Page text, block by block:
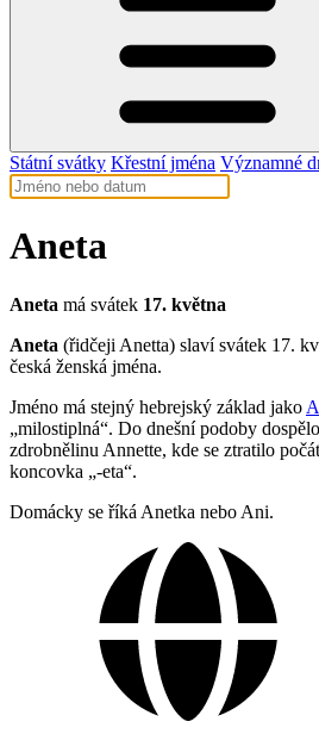
Státní svátky Křestní jména Významné
Aneta
Aneta má svátek 17. května
Aneta (řidčeji Anetta) slaví svátek 17.
česká ženská jména.
Jméno má stejný hebrejský základ jako
„milostiplná“. Do dnešní podoby
zdrobnělinu Annette, kde se ztratilo
koncovka „-eta“.
Domácky se říká Anetka nebo Ani.